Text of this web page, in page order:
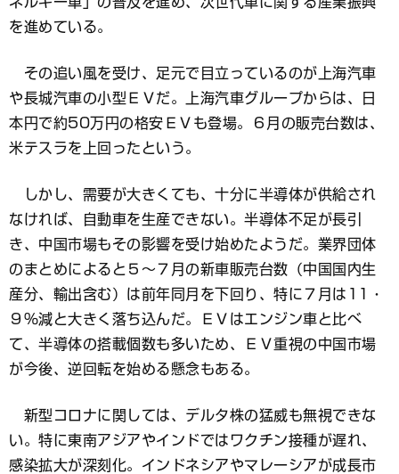
を進めている。
その追い風を受け、足元で目立っているのが上海汽車
や長城汽車の小型ＥＶだ。上海汽車グループからは、日
本円で約50万円の格安ＥＶも登場。６月の販売台数は、
米テスラを上回ったという。
しかし、需要が大きくても、十分に半導体が供給され
なければ、自動車を生産できない。半導体不足が長引
き、中国市場もその影響を受け始めたようだ。業界団体
のまとめによると５～７月の新車販売台数（中国国内生
産分、輸出含む）は前年同月を下回り、特に７月は11・
９％減と大きく落ち込んだ。ＥＶはエンジン車と比べ
て、半導体の搭載個数も多いため、ＥＶ重視の中国市場
が今後、逆回転を始める懸念もある。
新型コロナに関しては、デルタ株の猛威も無視できな
い。特に東南アジアやインドではワクチン接種が遅れ、
感染拡大が深刻化。インドネシアやマレーシアが成長市